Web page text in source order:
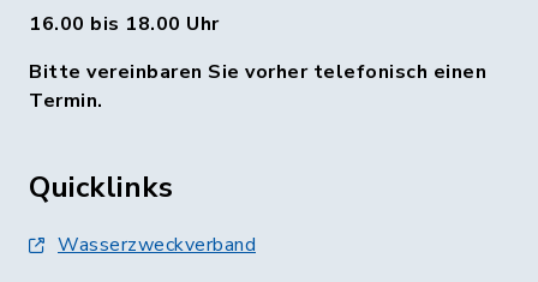
16.00 bis 18.00 Uhr
Bitte vereinbaren Sie vorher telefonisch einen
Termin.
Quicklinks
Wasserzweckverband